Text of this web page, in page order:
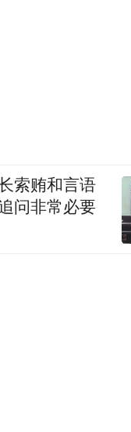
索贿和言语
问非常必要